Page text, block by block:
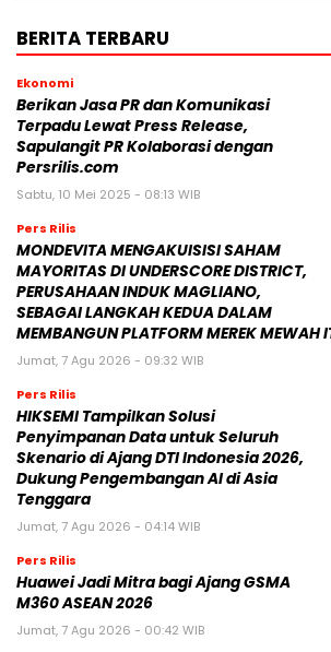
BERITA TERBARU
Ekonomi
Berikan Jasa PR dan Komunikasi
Terpadu Lewat Press Release,
Sapulangit PR Kolaborasi dengan
Persrilis.com
Sabtu, 10 Mei 2025 - 08:13 WIB
Pers Rilis
MONDEVITA MENGAKUISISI SAHAM
MAYORITAS DI UNDERSCORE DISTRICT,
PERUSAHAAN INDUK MAGLIANO,
SEBAGAI LANGKAH KEDUA DALAM
MEMBANGUN PLATFORM MEREK MEWAH
Jumat, 7 Agu 2026 - 09:32 WIB
Pers Rilis
HIKSEMI Tampilkan Solusi
Penyimpanan Data untuk Seluruh
Skenario di Ajang DTI Indonesia 2026,
Dukung Pengembangan AI di Asia
Tenggara
Jumat, 7 Agu 2026 - 04:14 WIB
Pers Rilis
Huawei Jadi Mitra bagi Ajang GSMA
M360 ASEAN 2026
Jumat, 7 Agu 2026 - 00:42 WIB